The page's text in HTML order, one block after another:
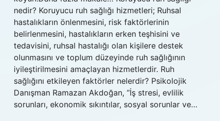
nedir? Koruyucu ruh sağlığı hizmetleri; Ruhsal
hastalıkların önlenmesini, risk faktörlerinin
belirlenmesini, hastalıkların erken teşhisini ve
tedavisini, ruhsal hastalığı olan kişilere destek
olunmasını ve toplum düzeyinde ruh sağlığının
iyileştirilmesini amaçlayan hizmetlerdir. Ruh
sağlığını etkileyen faktörler nelerdir? Psikolojik
Danışman Ramazan Akdoğan, “İş stresi, evlilik
sorunları, ekonomik sıkıntılar, sosyal sorunlar ve…